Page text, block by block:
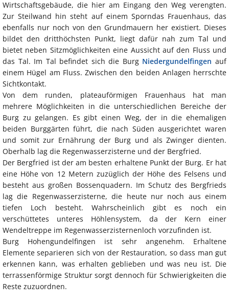
Wirtschaftsgebäude, die hier am Eingang den Weg verengten.
Zur Steilwand hin steht auf einem Sporndas Frauenhaus, das
ebenfalls nur noch von den Grundmauern her existiert. Dieses
bildet den dritthöchsten Punkt, liegt dafür nah zum Tal und
bietet neben Sitzmöglichkeiten eine Aussicht auf den Fluss und
das Tal. Im Tal befindet sich die Burg Niedergundelfingen auf
einem Hügel am Fluss. Zwischen den beiden Anlagen herrschte
Sichtkontakt.
Von dem runden, plateauförmigen Frauenhaus hat man
mehrere Möglichkeiten in die unterschiedlichen Bereiche der
Burg zu gelangen. Es gibt einen Weg, der in die ehemaligen
beiden Burggärten führt, die nach Süden ausgerichtet waren
und somit zur Ernährung der Burg und als Zwinger dienten.
Oberhalb lag die Regenwasserzisterne und der Bergfried.
Der Bergfried ist der am besten erhaltene Punkt der Burg. Er hat
eine Höhe von 12 Metern zuzüglich der Höhe des Felsens und
besteht aus großen Bossenquadern. Im Schutz des Bergfrieds
lag die Regenwasserzisterne, die heute nur noch aus einem
tiefen Loch besteht. Wahrscheinlich gibt es noch ein
verschüttetes unteres Höhlensystem, da der Kern einer
Wendeltreppe im Regenwasserzisternenloch vorzufinden ist.
Burg Hohengundelfingen ist sehr angenehm. Erhaltene
Elemente separieren sich von der Restauration, so dass man gut
erkennen kann, was erhalten geblieben und was neu ist. Die
terrassenförmige Struktur sorgt dennoch für Schwierigkeiten die
Reste zuzuordnen.